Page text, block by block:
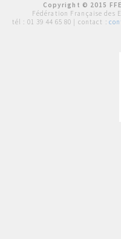
Copyright © 2015
Fédération Française des
tél : 01 39 44 65 80 | contact :